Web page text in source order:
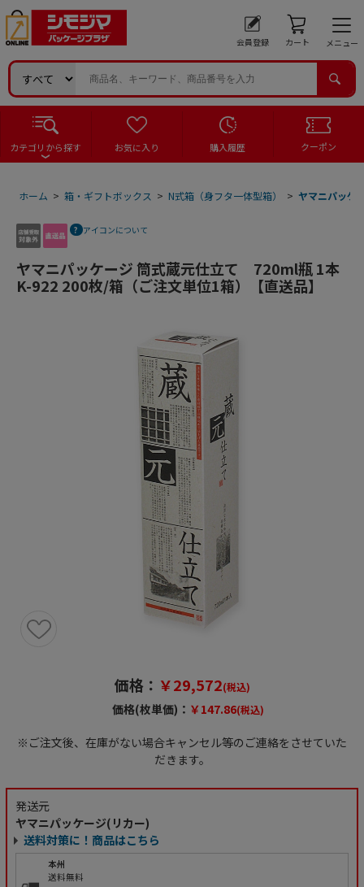
会員登録 カート メニュー
カテゴリから探す お気に入り 購入履歴 クーポン
ホーム > 箱・ギフトボックス > N式箱（身フタ一体型箱） > ヤマニパッケ
アイコンについて
ヤマニパッケージ 筒式蔵元仕立て 720ml瓶 1本
K-922 200枚/箱（ご注文単位1箱）【直送品】
価格： ￥29,572(税込)
価格(枚単価)： ￥147.86(税込)
※ご注文後、在庫がない場合キャンセル等のご連絡をさせていた
だきます。
発送元
ヤマニパッケージ(リカー)
送料対策に！商品はこちら
本州
送料無料